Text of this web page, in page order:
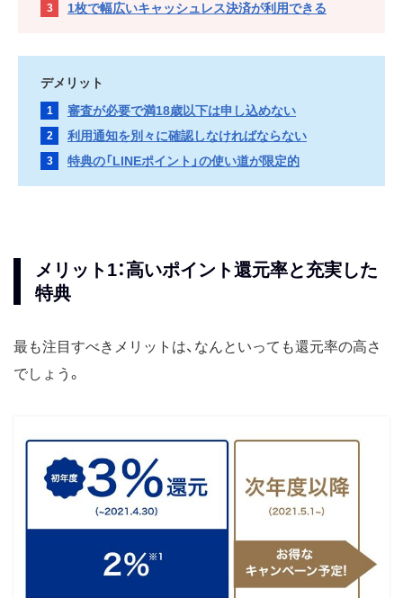
1枚で幅広いキャッシュレス決済が利用できる
デメリット
審査が必要で満18歳以下は申し込めない
利用通知を別々に確認しなければならない
特典の「LINEポイント」の使い道が限定的
メリット1：高いポイント還元率と充実した
特典
最も注目すべきメリットは、なんといっても還元率の高さ
でしょう。